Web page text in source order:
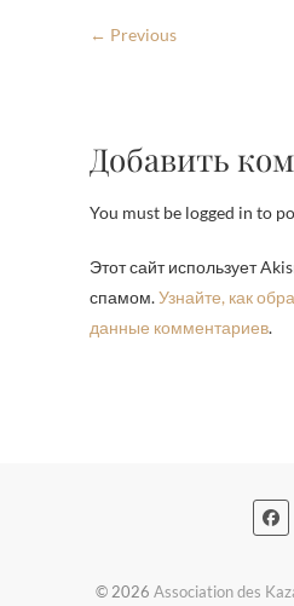
← Previous
Добавить
You must be logged in to
Этот сайт использует
спамом.Узнайте, как
данные комментариев.
© 2026 Association des